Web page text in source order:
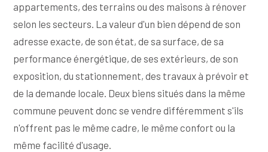
appartements, des terrains ou des maisons à rénover
selon les secteurs. La valeur d'un bien dépend de son
adresse exacte, de son état, de sa surface, de sa
performance énergétique, de ses extérieurs, de son
exposition, du stationnement, des travaux à prévoir et
de la demande locale. Deux biens situés dans la même
commune peuvent donc se vendre différemment s'ils
n'offrent pas le même cadre, le même confort ou la
même facilité d'usage.